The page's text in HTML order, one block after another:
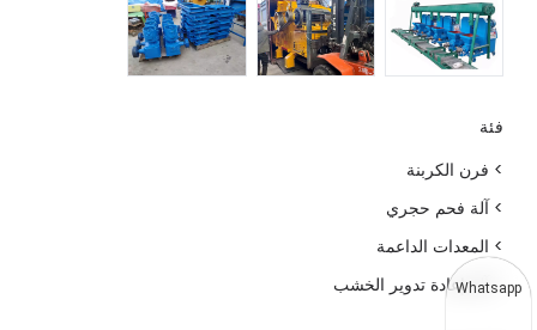
فئة
> فرن الكربنة
> آلة فحم حجري
> المعدات الداعمة
> آلة إعادة تدوير الخشب
Whatsapp